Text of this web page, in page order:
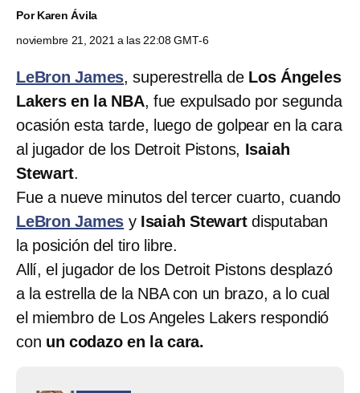
PorKaren Ávila
noviembre 21, 2021 a las 22:08 GMT-6
LeBron James, superestrella deLos Ángeles
Lakers en la NBA, fue expulsado por segunda
ocasión esta tarde, luego de golpear en la cara
al jugador de los Detroit Pistons, Isaiah
Stewart.
Fue a nueve minutos del tercer cuarto, cuando
LeBron James y Isaiah Stewartdisputaban
la posición del tiro libre.
Allí, el jugador de los Detroit Pistons desplazó
a la estrella de la NBA con un brazo, a lo cual
el miembro de Los Angeles Lakers respondió
con un codazo en la cara.